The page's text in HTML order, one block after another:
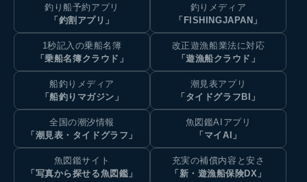
釣り船予約アプリ
「釣割アプリ」
釣りメディア
「FISHINGJAPAN」
1秒記入の乗船名簿
「乗船名簿クラウド」
改正遊漁船業法に対応
「遊漁船クラウド」
船釣りメディア
「船釣りマガジン」
潮見表アプリ
「タイドグラフBI」
全国の潮汐情報
「潮見表・タイドグラフ」
魚図鑑AIアプリ
「マイAI」
魚図鑑サイト
「写真から探せる魚図鑑」
充実の補償内容と安さ
「新・遊漁船保険DX」